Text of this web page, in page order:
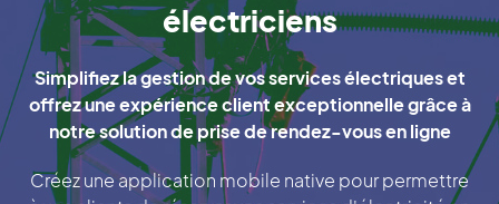
électriciens
Simplifiez la gestion de vos services électriques et
offrez une expérience client exceptionnelle grâce à
notre solution de prise de rendez-vous en ligne
Créez une application mobile native pour permettre